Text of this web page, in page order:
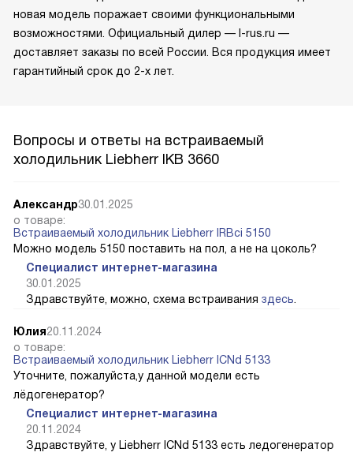
новая модель поражает своими функциональными
возможностями. Официальный дилер — l-rus.ru —
доставляет заказы по всей России. Вся продукция имеет
гарантийный срок до 2-х лет.
Вопросы и ответы на встраиваемый
холодильник Liebherr IKB 3660
Александр30.01.2025
о товаре:
Встраиваемый холодильник Liebherr IRBci 5150
Можно модель 5150 поставить на пол, а не на цоколь?
Специалист интернет-магазина
30.01.2025
Здравствуйте, можно, схема встраивания здесь
Юлия20.11.2024
о товаре:
Встраиваемый холодильник Liebherr ICNd 5133
Уточните, пожалуйста,у данной модели есть
лёдогенератор?
Специалист интернет-магазина
20.11.2024
Здравствуйте, у Liebherr ICNd 5133 есть ледогенератор